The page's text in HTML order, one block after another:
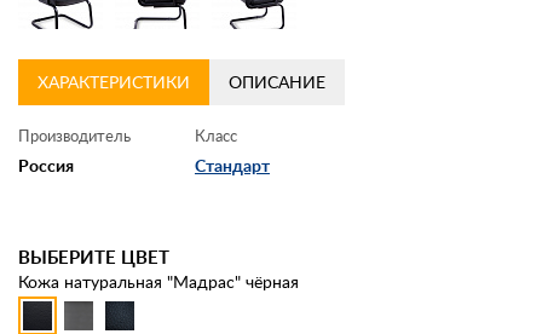
ХАРАКТЕРИСТИКИ ОПИСАНИЕ
Производитель
Россия
Класс
Стандарт
ВЫБЕРИТЕ ЦВЕТ
Кожа натуральная "Мадрас" чёрная